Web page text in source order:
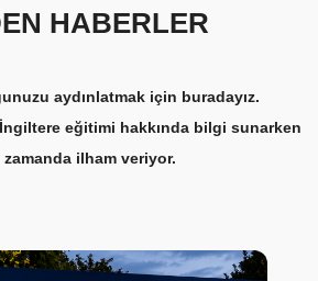
HABERLER
aydınlatmak için buradayız.
İngiltere eğitimi hakkında bilgi sunarken
zamanda ilham veriyor.